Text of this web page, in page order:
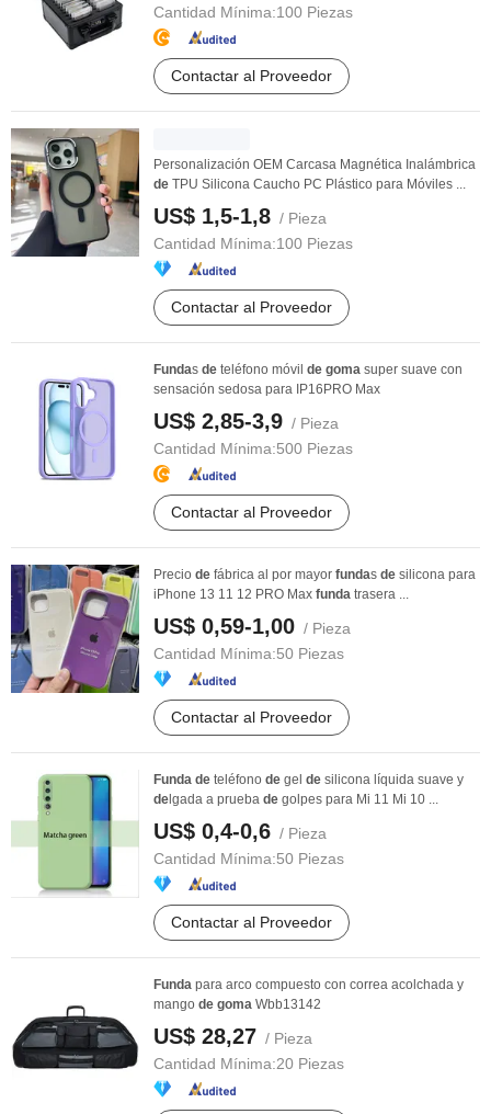
Cantidad Mínima:100 Piezas
Contactar al Proveedor
Personalización OEM Carcasa Magnética Inalámbrica
de TPU Silicona Caucho PC Plástico para Móviles ...
US$ 1,5-1,8 / Pieza
Cantidad Mínima:100 Piezas
Contactar al Proveedor
Fundas de teléfono móvil de goma super suave con
sensación sedosa para IP16PRO Max
US$ 2,85-3,9 / Pieza
Cantidad Mínima:500 Piezas
Contactar al Proveedor
Precio de fábrica al por mayor fundas de silicona para
iPhone 13 11 12 PRO Max funda trasera ...
US$ 0,59-1,00 / Pieza
Cantidad Mínima:50 Piezas
Contactar al Proveedor
Funda de teléfono de gel de silicona líquida suave y
de lgada a prueba de golpes para Mi 11 Mi 10 ...
US$ 0,4-0,6 / Pieza
Cantidad Mínima:50 Piezas
Contactar al Proveedor
Funda para arco compuesto con correa acolchada y
mango de goma Wbb13142
US$ 28,27 / Pieza
Cantidad Mínima:20 Piezas